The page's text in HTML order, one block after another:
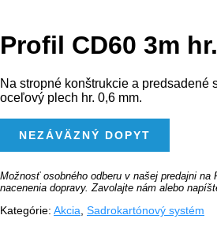
Profil CD60 3m
Na stropné konštrukcie a predsadené
oceľový plech hr. 0,6 mm.
PROFIL
HR.0,6MM
NEZÁVÄZNÝ DOPYT
Možnosť osobného odberu v našej predajni na
nacenenia dopravy. Zavolajte nám alebo
Kategórie: Akcia Sadrokartónový systém